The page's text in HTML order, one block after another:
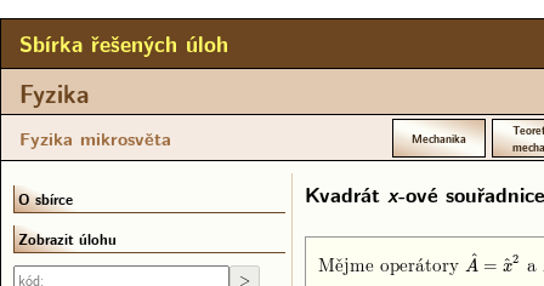
Sbírka řešených úloh
Fyzika
Fyzika mikrosvěta Mechanika
Kvadrát x-ové
Mějme operátory A
^ = x
^2
A^= x^2 a
O sbírce
Zobrazit úlohu